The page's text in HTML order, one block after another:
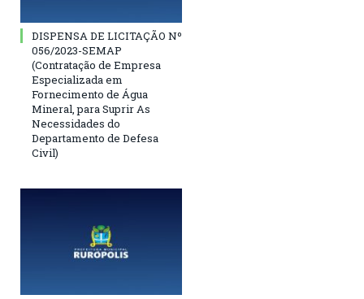
DISPENSA DE LICITAÇÃO Nº
056/2023-SEMAP
(Contratação de Empresa
Especializada em
Fornecimento de Água
Mineral, para Suprir As
Necessidades do
Departamento de Defesa
Civil)